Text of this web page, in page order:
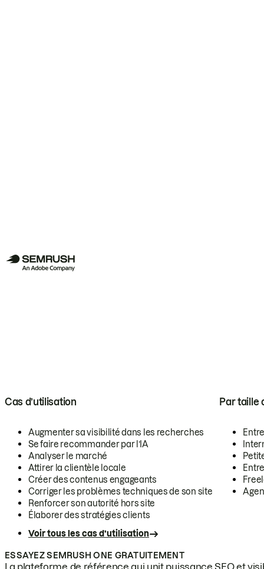
Cas d’utilisation
Augmenter sa visibilité dans les recherches
Se faire recommander par l’IA
Analyser le marché
Attirer la clientèle locale
Créer des contenus engageants
Corriger les problèmes techniques de son site
Renforcer son autorité hors site
Élaborer des stratégies clients
Voir tous les cas d’utilisation
Par taille
ESSAYEZ SEMRUSH ONE GRATUITEMENT
La plateforme de référence qui unit puissance SEO et